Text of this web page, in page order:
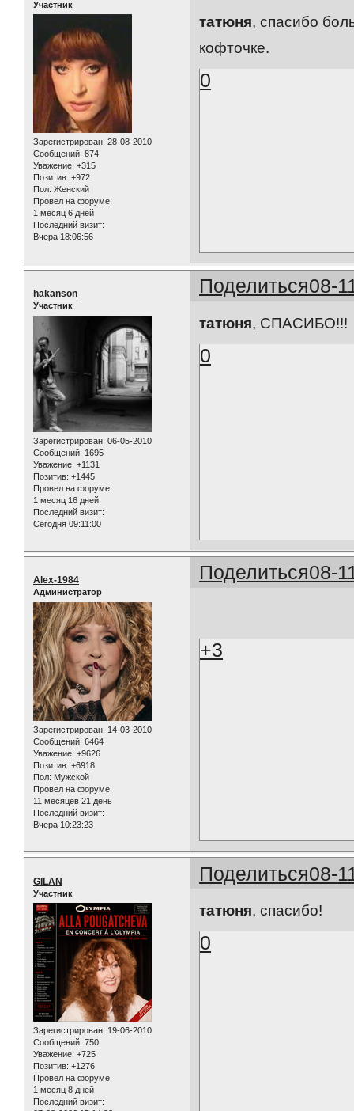
Участник
Зарегистрирован: 28-08-2010
Сообщений: 874
Уважение: +315
Позитив: +972
Пол: Женский
Провел на форуме:
1 месяц 6 дней
Последний визит:
Вчера 18:06:56
татюня, спасибо
кофточке.
0
Поделиться08-
hakanson
Участник
Зарегистрирован: 06-05-2010
Сообщений: 1695
Уважение: +1131
Позитив: +1445
Провел на форуме:
1 месяц 16 дней
Последний визит:
Сегодня 09:11:00
татюня, СПАСИБО!!!
0
Поделиться08-
Alex-1984
Администратор
Зарегистрирован: 14-03-2010
Сообщений: 6464
Уважение: +9626
Позитив: +6918
Пол: Мужской
Провел на форуме:
11 месяцев 21 день
Последний визит:
Вчера 10:23:23
+3
Поделиться08-
GILAN
Участник
Зарегистрирован: 19-06-2010
Сообщений: 750
Уважение: +725
Позитив: +1276
Провел на форуме:
1 месяц 8 дней
Последний визит:
татюня, спасибо!
0